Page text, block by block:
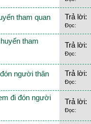
tham quan Trả lời:
Đọc:
tham
Trả lời:
Đọc:
người thân Trả lời:
Đọc:
đi đón người
Trả lời:
Đọc: